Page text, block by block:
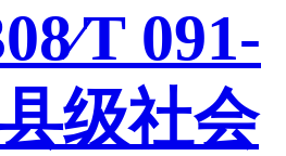
091-
级社会